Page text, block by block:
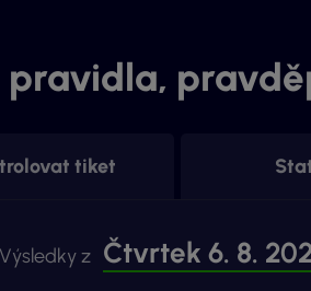
pravidla,
tiket
Výsledky z Čtvrtek 6. 8.